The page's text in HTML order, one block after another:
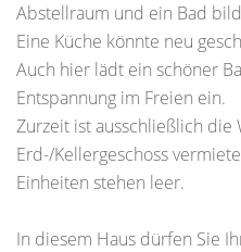
Abstellraum und ein Bad
Eine Küche könnte neu
Auch hier lädt ein schöner
Entspannung im Freien ein.
Zurzeit ist ausschließlich die
Erd-/Kellergeschoss
Einheiten stehen leer.
In diesem Haus dürfen Sie